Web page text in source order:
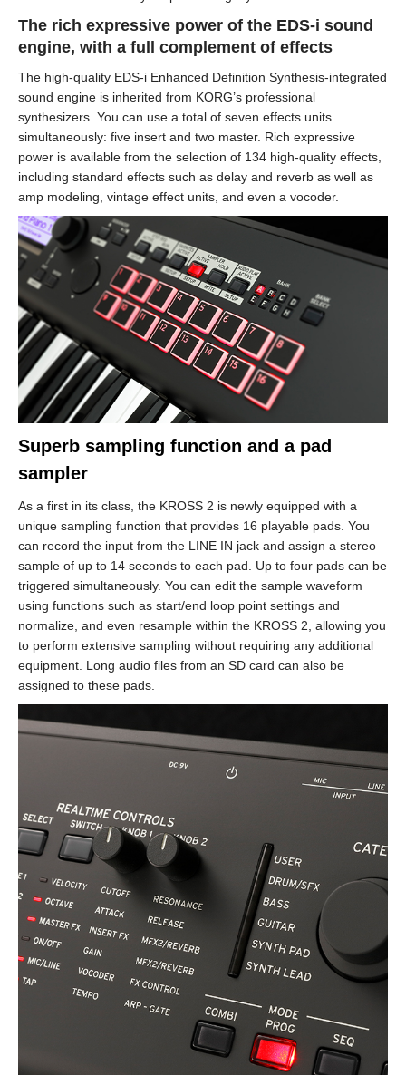
The rich expressive power of the EDS-i sound
engine, with a full complement of effects
The high-quality EDS-i Enhanced Definition Synthesis-integrated
sound engine is inherited from KORG’s professional
synthesizers. You can use a total of seven effects units
simultaneously: five insert and two master. Rich expressive
power is available from the selection of 134 high-quality effects,
including standard effects such as delay and reverb as well as
amp modeling, vintage effect units, and even a vocoder.
Superb sampling function and a pad
sampler
As a first in its class, the KROSS 2 is newly equipped with a
unique sampling function that provides 16 playable pads. You
can record the input from the LINE IN jack and assign a stereo
sample of up to 14 seconds to each pad. Up to four pads can be
triggered simultaneously. You can edit the sample waveform
using functions such as start/end loop point settings and
normalize, and even resample within the KROSS 2, allowing you
to perform extensive sampling without requiring any additional
equipment. Long audio files from an SD card can also be
assigned to these pads.